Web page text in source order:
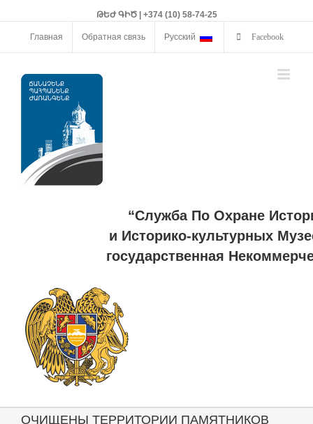
ԹԵԺ ԳԻԾ | +374 (10) 58-74-25
Главная Обратная связь Русский Facebook
“Служба По Охране
и Историко-культурных
государственная
ОЧИЩЕНЫ ТЕРРИТОРИИ ПАМЯТНИКОВ